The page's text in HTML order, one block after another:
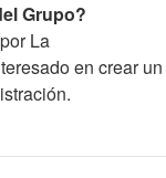
Grupo?
La
en crear un